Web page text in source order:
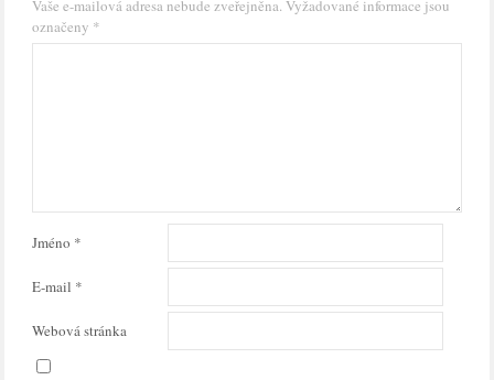
Vaše e-mailová adresa nebude zveřejněna. Vyžadované informace jsou
označeny *
Jméno *
E-mail *
Webová stránka